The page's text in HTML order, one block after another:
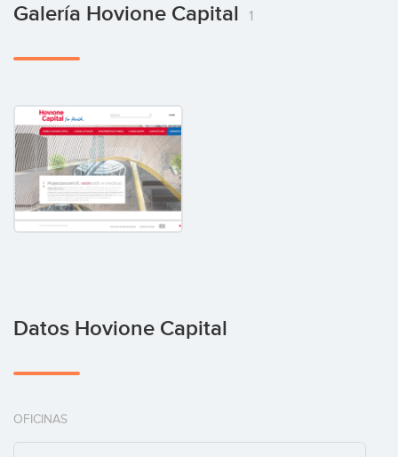
Galería Hovione Capital 1
Datos Hovione Capital
OFICINAS